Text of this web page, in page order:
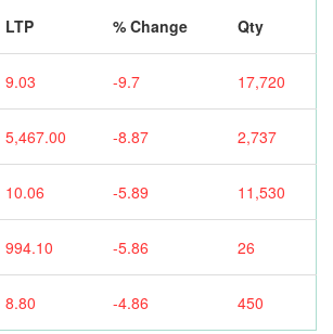
LTP % Change Qty
9.03 -9.7 17,720
5,467.00 -8.87 2,737
10.06 -5.89 11,530
994.10 -5.86 26
8.80 -4.86 450